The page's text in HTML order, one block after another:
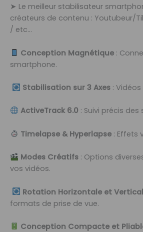
➤ Le meilleur stabilisateur
créateurs de contenu : Youtubeur/
/ etc…
Conception Magnétique:
smartphone.
Stabilisation sur 3 Axes: Vidéos
ActiveTrack 6.0 : Suivi précis des
Timelapse & Hyperlapse: Effets
Modes Créatifs: Options
vos vidéos.
Rotation Horizontale et
formats de prise de vue.
Conception Compacte et